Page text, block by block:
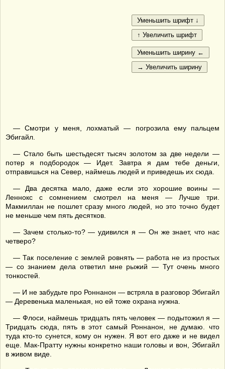
— Смотри у меня, лохматый — погрозила ему пальцем
Эбигайл.
— Стало быть шестьдесят тысяч золотом за две недели —
потер я подбородок — Идет. Завтра я дам тебе деньги,
отправишься на Север, наймешь людей и приведешь их сюда.
— Два десятка мало, даже если это хорошие воины —
Леннокс с сомнением смотрел на меня — Лучше три.
Макмиллан не пошлет сразу много людей, но это точно будет
не меньше чем пять десятков.
— Зачем столько-то? — удивился я — Он же знает, что нас
четверо?
— Так поселение с землей ровнять — работа не из простых
— со знанием дела ответил мне рыжий — Тут очень много
тонкостей.
— И не забудьте про Роннанон — встряла в разговор Эбигайл
— Деревенька маленькая, но ей тоже охрана нужна.
— Флоси, наймешь тридцать пять человек — подытожил я —
Тридцать сюда, пять в этот самый Роннанон, не думаю. что
туда кто-то сунется, кому он нужен. Я вот его даже и не видел
еще. Мак-Пратту нужны конкретно наши головы и вон, Эбигайл
в живом виде.